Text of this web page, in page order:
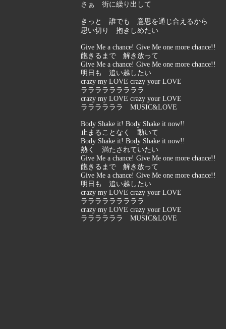
さぁ 街に繰り出して
きっと 誰でも 意思を通じ合えるから
思い切り 抱きしめたい
Give Me a chance! Give Me one more chance!!
飽きるまで 解き放って
Give Me a chance! Give Me one more chance!!
明日も 追い越したい
crazy my LOVE crazy your LOVE
ラララララララララ
crazy my LOVE crazy your LOVE
ララララララ MUSIC&LOVE
Body Shake it! Body Shake it now!!
止まることなく 動いて
Body Shake it! Body Shake it now!!
熱く 満たされていたい
Give Me a chance! Give Me one more chance!!
飽きるまで 解き放って
Give Me a chance! Give Me one more chance!!
明日も 追い越したい
crazy my LOVE crazy your LOVE
ラララララララララ
crazy my LOVE crazy your LOVE
ララララララ MUSIC&LOVE